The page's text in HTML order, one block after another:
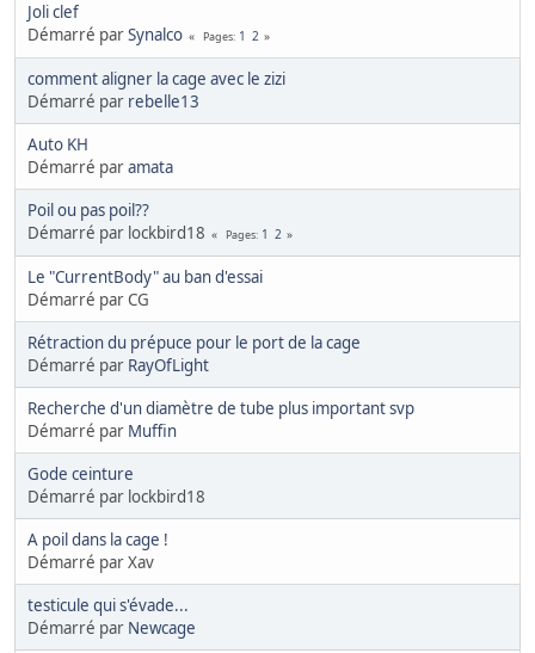
Joli clef
Démarré parSynalco Pages 1 2
comment aligner la cage avec le zizi
Démarré par rebelle13
Auto KH
Démarré paramata
Poil ou pas poil??
Démarré par lockbird18
Pages 1 2
Le "CurrentBody" au ban d'essai
Démarré par CG
Rétraction du prépuce pour le port de la cage
Démarré par RayOfLight
Recherche d'un diamètre de tube plus important svp
Démarré par Muffin
Gode ceinture
Démarré par lockbird18
A poil dans la cage !
Démarré par Xav
testicule qui s'évade...
Démarré par Newcage